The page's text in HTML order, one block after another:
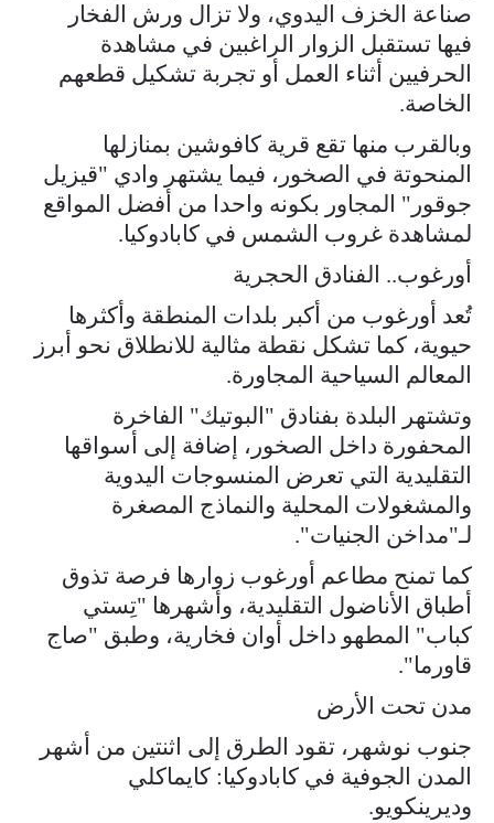
صناعة الخزف اليدوي، ولا تزال ورش الفخار
فيها تستقبل الزوار الراغبين في مشاهدة
الحرفيين أثناء العمل أو تجربة تشكيل قطعهم
الخاصة.
وبالقرب منها تقع قرية كافوشين بمنازلها
المنحوتة في الصخور، فيما يشتهر وادي "قيزيل
جوقور" المجاور بكونه واحدا من أفضل المواقع
لمشاهدة غروب الشمس في كابادوكيا.
أورغوب.. الفنادق الحجرية
تُعد أورغوب من أكبر بلدات المنطقة وأكثرها
حيوية، كما تشكل نقطة مثالية للانطلاق نحو أبرز
المعالم السياحية المجاورة.
وتشتهر البلدة بفنادق "البوتيك" الفاخرة
المحفورة داخل الصخور، إضافة إلى أسواقها
التقليدية التي تعرض المنسوجات اليدوية
والمشغولات المحلية والنماذج المصغرة
لـ"مداخن الجنيات".
كما تمنح مطاعم أورغوب زوارها فرصة تذوق
أطباق الأناضول التقليدية، وأشهرها "تِستي
كباب" المطهو داخل أوان فخارية، وطبق "صاج
قاورما".
مدن تحت الأرض
جنوب نوشهر، تقود الطرق إلى اثنتين من أشهر
المدن الجوفية في كابادوكيا: كايماكلي
وديرينكويو.